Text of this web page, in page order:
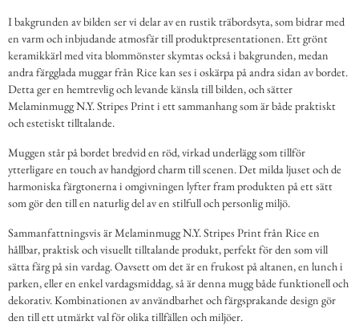
I bakgrunden av bilden ser vi delar av en rustik träbordsyta, som bidrar med
en varm och inbjudande atmosfär till produktpresentationen. Ett grönt
keramikkärl med vita blommönster skymtas också i bakgrunden, medan
andra färgglada muggar från Rice kan ses i oskärpa på andra sidan av bordet.
Detta ger en hemtrevlig och levande känsla till bilden, och sätter
Melaminmugg N.Y. Stripes Print i ett sammanhang som är både praktiskt
och estetiskt tilltalande.
Muggen står på bordet bredvid en röd, virkad underlägg som tillför
ytterligare en touch av handgjord charm till scenen. Det milda ljuset och de
harmoniska färgtonerna i omgivningen lyfter fram produkten på ett sätt
som gör den till en naturlig del av en stilfull och personlig miljö.
Sammanfattningsvis är Melaminmugg N.Y. Stripes Print från Rice en
hållbar, praktisk och visuellt tilltalande produkt, perfekt för den som vill
sätta färg på sin vardag. Oavsett om det är en frukost på altanen, en lunch i
parken, eller en enkel vardagsmiddag, så är denna mugg både funktionell och
dekorativ. Kombinationen av användbarhet och färgsprakande design gör
den till ett utmärkt val för olika tillfällen och miljöer.